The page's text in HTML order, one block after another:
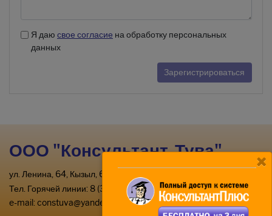
Я даю свое согласие на обработку персональных
данных
Зарегистрироваться
ООО "Консультант-Тува"
ул. Ленина, 64, Кызыл, 667000
Тел. Горячей линии: 8 (39422) 2-33-03
e-mail: constuva@yandex.ru